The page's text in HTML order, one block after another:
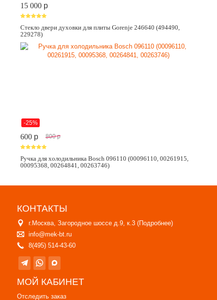
15 000 p
Стекло двери духовки для плиты Gorenje 246640 (494490,
229278)
-25%
600 p 800 p
Ручка для холодильника Bosch 096110 (00096110, 00261915,
00095368, 00264841, 00263746)
КОНТАКТЫ
г.Москва, Загородное шоссе д.9, к.3 (Подробнее)
info@mek-bt.ru
8(495) 514-43-60
МОЙ КАБИНЕТ
Отследить заказ